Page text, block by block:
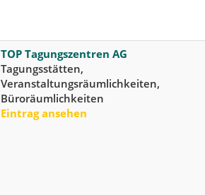
TOP Tagungszentren AG
Tagungsstätten,
Veranstaltungsräumlichkeiten,
Büroräumlichkeiten
Eintrag ansehen